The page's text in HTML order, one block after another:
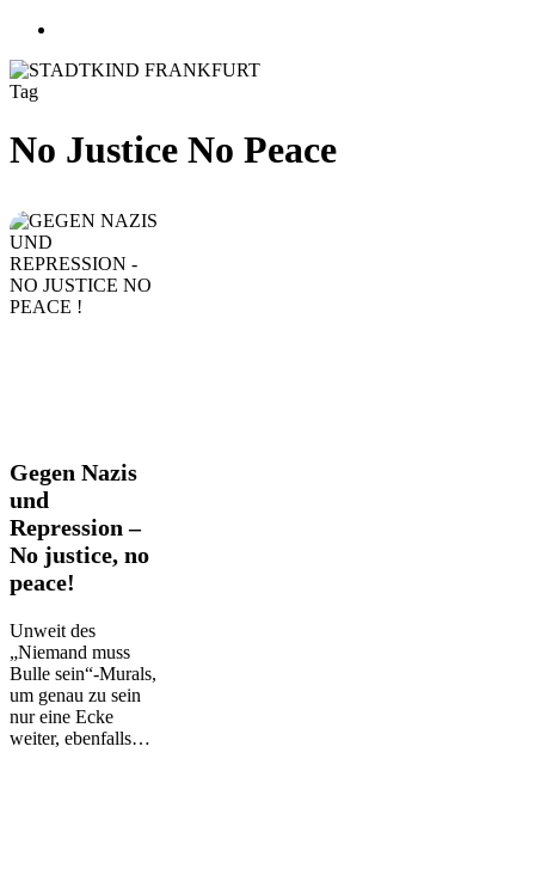
Tag
No Justice No Peace
Gegen
Nazis
und
Repression
–
No
justice,
peace!
Gegen Nazis
und
Repression –
No justice, no
peace!
Unweit des
„Niemand muss
Bulle sein“-Murals,
um genau zu sein
nur eine Ecke
weiter, ebenfalls…